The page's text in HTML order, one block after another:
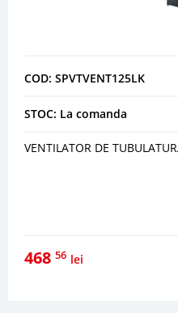
COD: SPVTVENT125LK
STOC: La comanda
VENTILATOR DE
468 56 lei